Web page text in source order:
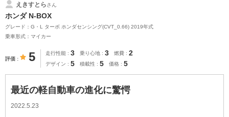
えきすとらさん
ホンダ N-BOX
グレード：G・L ターボ ホンダセンシング(CVT_0.66) 2019年式
乗車形式：マイカー
評価 5 走行性能 3 乗り心地 3 燃費 2
デザイン 5 積載性 5 価格 5
最近の軽自動車の進化に驚愕
2022.5.23